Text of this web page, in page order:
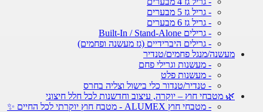
- גריל גז 5 מבערים
- גריל גז 6 מבערים
- גרילים Built-In / Stand-Alone
- גרילים היברידיים (גז מעשנה ופחמים)
מעשנה/מנגל פחמים/טנדיר
- מעשנות וגרילי פחם
- מעשנות פלט
- טנדיר/טנדור כלי בישול וצליה בחרס
🌿 מטבחי חוץ – יוקרה, עיצוב וחדשנות לכל חלל חיצוני
- מטבחי חוץ ALUMEX - מטבח חוץ יוקרתי לכל החיים ✨